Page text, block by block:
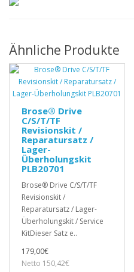
Ähnliche Produkte
Brose® Drive
C/S/T/TF
Revisionskit /
Reparatursatz /
Lager-
Überholungskit
PLB20701
Brose® Drive C/S/T/TF
Revisionskit /
Reparatursatz / Lager-
Überholungskit / Service
KitDieser Satz e..
179,00€
Netto 150,42€